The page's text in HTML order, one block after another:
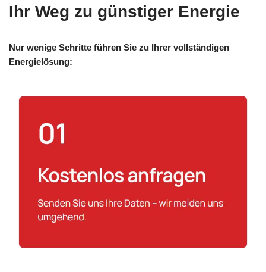
Ihr Weg zu günstiger Energie
Nur wenige Schritte führen Sie zu Ihrer vollständigen
Energielösung: